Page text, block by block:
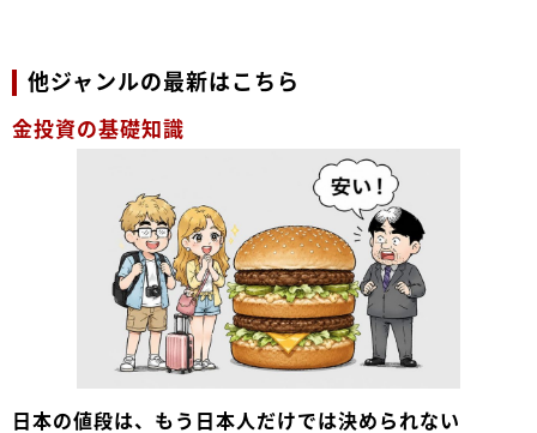
他ジャンルの最新はこちら
金投資の基礎知識
日本の値段は、もう日本人だけでは決められない